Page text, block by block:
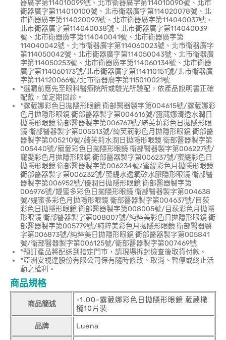
器廣字第114010099號、北市衛器廣字第114010090號、北市
衛器廣字第114010100號、北市衛器廣字第114020078號、北
市衛器廣字第114020093號、北市衛器廣字第114040037號、
北市衛器廣字第114040038號、北市衛器廣字第114040039
號、北市衛器廣字第114040041號、北市衛器廣字第
114040042號、北市衛器廣字第114060023號、北市衛器廣字
第114050042號、北市衛器廣字第114050043號、北市衛器廣
字第114050253號、北市衛器廣字第114060134號、北市衛器
廣字第114060173號/北市衛器廣字第114110151號/北市衛器廣
字第114120066號/北市衛器廣字第115010021號
*選購前應先至眼科醫療院所或驗光所驗配，依產品說明書正確
配戴，並定期回診。
*露葳娜彩色日拋隱形眼鏡 衛部醫器製字第004615號/露葳娜彩
色月拋隱形眼鏡 衛部醫器製字第004616號/露葳娜清透水潤日
拋隱形眼鏡 衛部醫器製字第006767號/綺芙莉彩色日拋隱形眼
鏡 衛部醫器製字第005513號/綺芙莉彩色月拋隱形眼鏡 衛部醫
器製字第005210號/綺芙莉水潤日拋隱形眼鏡 衛部醫器製字第
005440號/寵愛彩色日拋隱形眼鏡 衛部醫器製字第006227號/
寵愛彩色月拋隱形眼鏡 衛部醫器製字第006237號/蜜緹彩色日
拋隱形眼鏡 衛部醫器製字第006234號/蜜緹彩色月拋隱形眼鏡
衛部醫器製字第006232號/蜜緹水透氧矽水膠隱形眼鏡 衛部醫
器製字第006952號/優潤日拋隱形眼鏡 衛部醫器製字第
006976號/媞蜜多彩色日拋隱形眼鏡 衛部醫器製字第004638
號/媞蜜多彩色月拋隱形眼鏡 衛部醫器製字第004637號/目荻
彩色日拋隱形眼鏡 衛部醫器製字第008005號/目荻彩色月拋隱
形眼鏡 衛部醫器製字第008007號/純粹美彩色日拋隱形眼鏡 衛
部醫器製字第005779號/純粹美彩色月拋隱形眼鏡 衛部醫器製
字第006873號/純粹美日拋隱形眼鏡 衛部醫器製字第005841
號/衛部醫器製字第006125號/衛部醫器製字第007469號
*預訂產品將配送到指定門市，請現場拆封檢查後取貨付款。
*亞洲安視達股份有限公司保有隨時修改、取消、暫停或終止活
動之權利。
商品規格
商品簡述
-1.00-露葳娜彩色日拋隱形眼鏡 葳葳橄
欖10片裝
品牌 Luena